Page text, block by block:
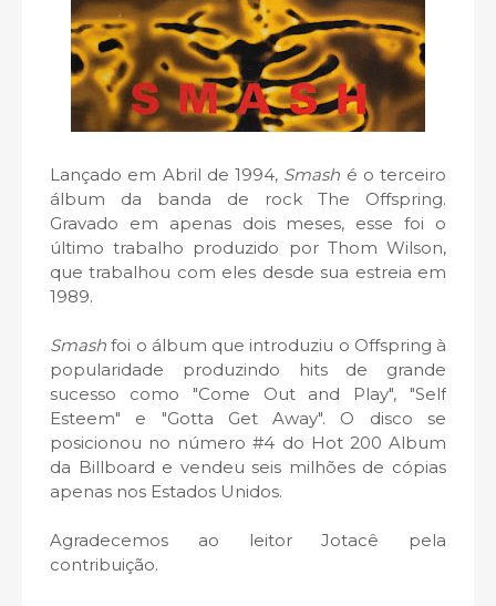
Lançado em Abril de 1994, Smash é o terceiro
álbum da banda de rock The Offspring.
Gravado em apenas dois meses, esse foi o
último trabalho produzido por Thom Wilson,
que trabalhou com eles desde sua estreia em
1989.
Smash foi o álbum que introduziu o Offspring à
popularidade produzindo hits de grande
sucesso como "Come Out and Play", "Self
Esteem" e "Gotta Get Away". O disco se
posicionou no número #4 do Hot 200 Album
da Billboard e vendeu seis milhões de cópias
apenas nos Estados Unidos.
Agradecemos ao leitor Jotacê pela
contribuição.